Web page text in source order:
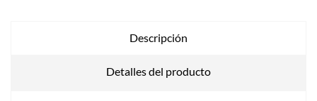
Descripción
Detalles del producto